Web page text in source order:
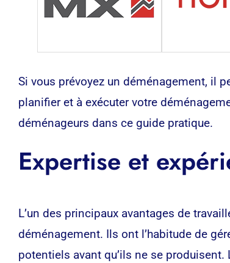
Si vous prévoyez un déménagement, il
planifier et à exécuter votre
déménageurs dans ce guide pratique.
Expertise et
L’un des principaux avantages de
déménagement. Ils ont l’habitude de
potentiels avant qu’ils ne se